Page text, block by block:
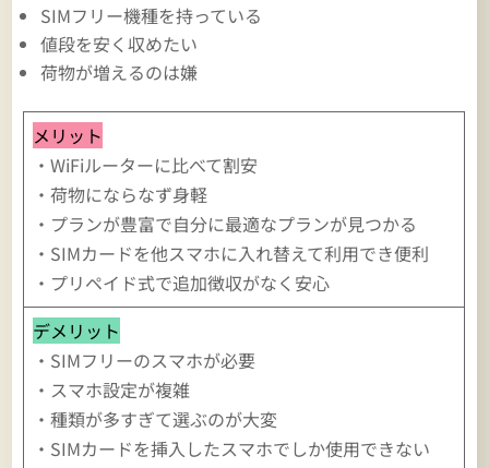
SIMフリー機種を持っている
値段を安く収めたい
荷物が増えるのは嫌
メリット
・WiFiルーターに比べて割安
・荷物にならなず身軽
・プランが豊富で自分に最適なプランが見つかる
・SIMカードを他スマホに入れ替えて利用でき便利
・プリペイド式で追加徴収がなく安心
デメリット
・SIMフリーのスマホが必要
・スマホ設定が複雑
・種類が多すぎて選ぶのが大変
・SIMカードを挿入したスマホでしか使用できない